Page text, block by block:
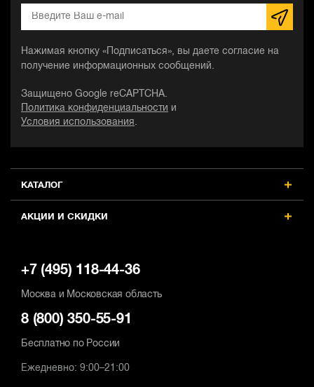
КАТАЛОГ
АКЦИИ И СКИДКИ
Нажимая кнопку «Подписаться», вы даете согласие на
получение информационных сообщений.
Защищено Google reCAPTCHA.
Политика конфиденциальности
и
Условия использования .
+7 (495) 118-44-36
Москва и Московская область
8 (800) 350-55-91
Бесплатно по России
Ежедневно: 9:00–21:00